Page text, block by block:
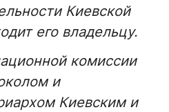
Киевской
его владельцу.
комиссии
и
Киевским и